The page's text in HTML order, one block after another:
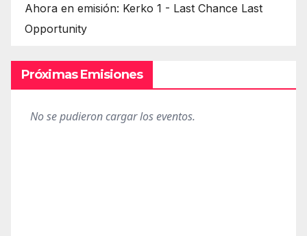
Ahora en emisión: Kerko 1 - Last Chance Last
Opportunity
Próximas Emisiones